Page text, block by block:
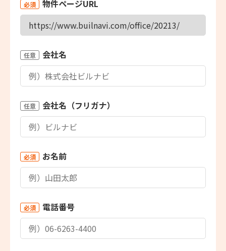
必須 物件ページURL
任意 会社名
任意 会社名（フリガナ）
必須 お名前
必須 電話番号